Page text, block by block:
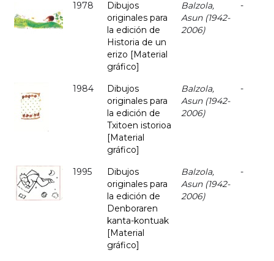
1978
Dibujos
originales para
la edición de
Historia de un
erizo [Material
gráfico]
Balzola,
Asun (1942-
2006)
-
1984
Dibujos
originales para
la edición de
Txitoen istorioa
[Material
gráfico]
Balzola,
Asun (1942-
2006)
-
1995
Dibujos
originales para
la edición de
Denboraren
kanta-kontuak
[Material
gráfico]
Balzola,
Asun (1942-
2006)
-